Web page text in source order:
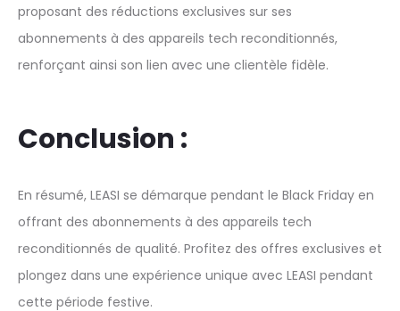
proposant des réductions exclusives sur ses
abonnements à des appareils tech reconditionnés,
renforçant ainsi son lien avec une clientèle fidèle.
Conclusion :
En résumé, LEASI se démarque pendant le Black Friday en
offrant des abonnements à des appareils tech
reconditionnés de qualité. Profitez des offres exclusives et
plongez dans une expérience unique avec LEASI pendant
cette période festive.